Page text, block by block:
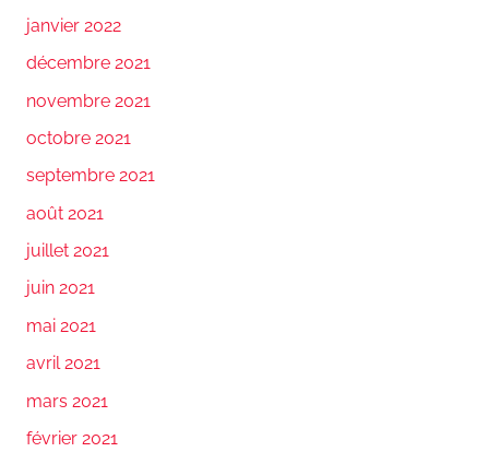
janvier 2022
décembre 2021
novembre 2021
octobre 2021
septembre 2021
août 2021
juillet 2021
juin 2021
mai 2021
avril 2021
mars 2021
février 2021